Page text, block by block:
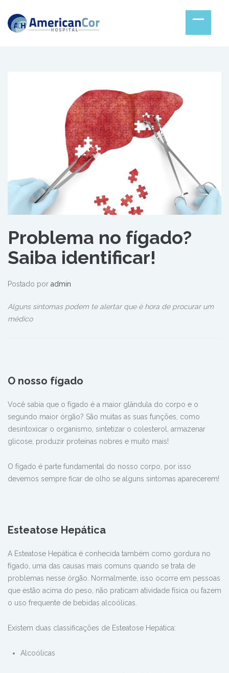
Problema no fígado?
Saiba identificar!
Postado por admin
Alguns sintomas podem te alertar que é hora de procurar um
médico
O nosso fígado
Você sabia que o fígado é a maior glândula do corpo e o
segundo maior órgão? São muitas as suas funções, como
desintoxicar o organismo, sintetizar o colesterol, armazenar
glicose, produzir proteínas nobres e muito mais!
O fígado é parte fundamental do nosso corpo, por isso
devemos sempre ficar de olho se alguns sintomas aparecerem!
Esteatose Hepática
A Esteatose Hepática é conhecida também como gordura no
fígado, uma das causas mais comuns quando se trata de
problemas nesse órgão. Normalmente, isso ocorre em pessoas
que estão acima do peso, não praticam atividade física ou fazem
o uso frequente de bebidas alcoólicas.
Existem duas classificações de Esteatose Hepática:
Alcoólicas